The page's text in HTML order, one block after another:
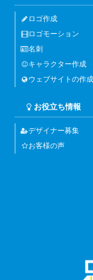
ロゴ作成
ロゴモーション
名刺
キャラクター作成
ウェブサイトの作成
お役立ち情報
デザイナー募集
お客様の声